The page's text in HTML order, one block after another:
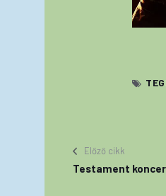
Előző cikk
Testament